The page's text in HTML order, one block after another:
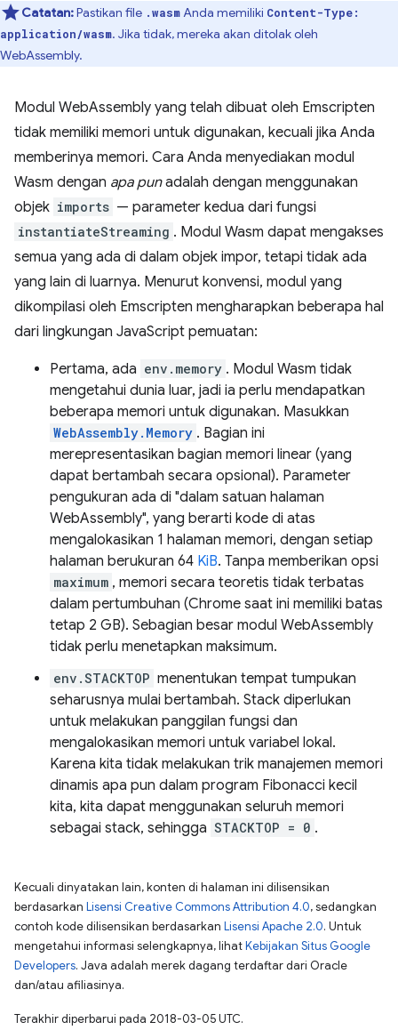
Catatan:Pastikan file .wasmAnda memiliki Content-Type:
application/wasm. Jika tidak, mereka akan ditolak oleh
WebAssembly.
Modul WebAssembly yang telah dibuat oleh Emscripten
tidak memiliki memori untuk digunakan, kecuali jika Anda
memberinya memori. Cara Anda menyediakan modul
Wasm dengan apa punadalah dengan menggunakan
objek imports — parameter kedua dari fungsi
instantiateStreaming . Modul Wasm dapat mengakses
semua yang ada di dalam objek impor, tetapi tidak ada
yang lain di luarnya. Menurut konvensi, modul yang
dikompilasi oleh Emscripten mengharapkan beberapa hal
dari lingkungan JavaScript pemuatan:
Pertama, ada env.memory . Modul Wasm tidak
mengetahui dunia luar, jadi ia perlu mendapatkan
beberapa memori untuk digunakan. Masukkan
WebAssembly.Memory . Bagian ini
merepresentasikan bagian memori linear (yang
dapat bertambah secara opsional). Parameter
pengukuran ada di "dalam satuan halaman
WebAssembly", yang berarti kode di atas
mengalokasikan 1 halaman memori, dengan setiap
halaman berukuran 64 KiB. Tanpa memberikan opsi
maximum , memori secara teoretis tidak terbatas
dalam pertumbuhan (Chrome saat ini memiliki batas
tetap 2 GB). Sebagian besar modul WebAssembly
tidak perlu menetapkan maksimum.
env.STACKTOP menentukan tempat tumpukan
seharusnya mulai bertambah. Stack diperlukan
untuk melakukan panggilan fungsi dan
mengalokasikan memori untuk variabel lokal.
Karena kita tidak melakukan trik manajemen memori
dinamis apa pun dalam program Fibonacci kecil
kita, kita dapat menggunakan seluruh memori
sebagai stack, sehingga STACKTOP = 0 .
Kecuali dinyatakan lain, konten di halaman ini dilisensikan
berdasarkan Lisensi Creative Commons Attribution 4.0, sedangkan
contoh kode dilisensikan berdasarkan Lisensi Apache 2.0. Untuk
mengetahui informasi selengkapnya, lihatKebijakan Situs Google
Developers. Java adalah merek dagang terdaftar dari Oracle
dan/atau afiliasinya.
Terakhir diperbarui pada 2018-03-05 UTC.